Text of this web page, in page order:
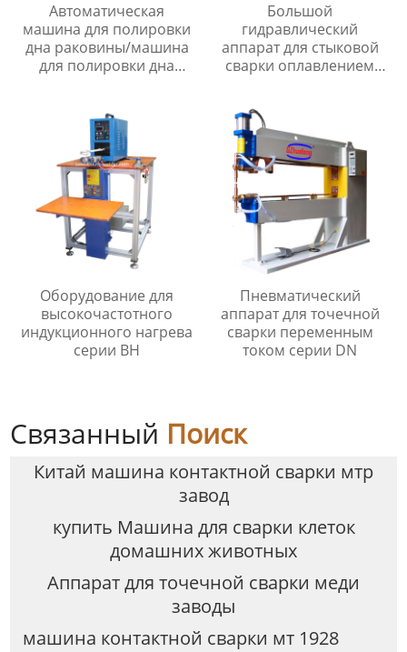
Автоматическая
машина для полировки
дна раковины/машина
для полировки дна
Большой
гидравлический
аппарат для стыковой
сварки оплавлением
Оборудование для
высокочастотного
индукционного нагрева
серии BH
Пневматический
аппарат для точечной
сварки переменным
током серии DN
Связанный Поиск
Китай машина контактной сварки мтр
завод
купить Машина для сварки клеток
домашних животных
Аппарат для точечной сварки меди
заводы
машина контактной сварки мт 1928